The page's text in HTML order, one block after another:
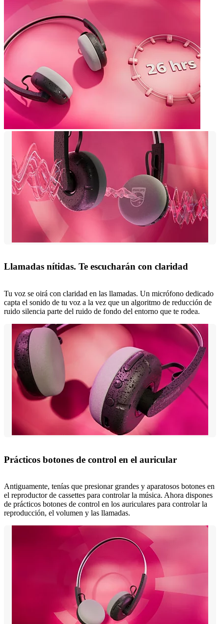
Llamadas nítidas. Te escucharán con claridad
Tu voz se oirá con claridad en las llamadas. Un micrófono dedicado
capta el sonido de tu voz a la vez que un algoritmo de reducción de
ruido silencia parte del ruido de fondo del entorno que te rodea.
Prácticos botones de control en el auricular
Antiguamente, tenías que presionar grandes y aparatosos botones en
el reproductor de cassettes para controlar la música. Ahora dispones
de prácticos botones de control en los auriculares para controlar la
reproducción, el volumen y las llamadas.